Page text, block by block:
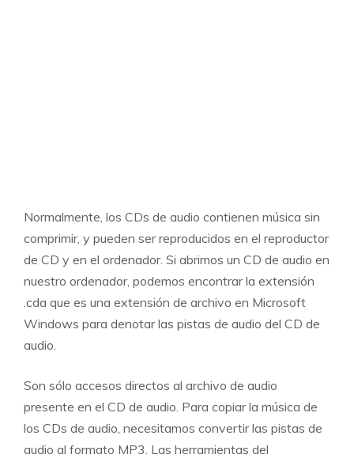
Normalmente, los CDs de audio contienen música sin
comprimir, y pueden ser reproducidos en el reproductor
de CD y en el ordenador. Si abrimos un CD de audio en
nuestro ordenador, podemos encontrar la extensión
.cda que es una extensión de archivo en Microsoft
Windows para denotar las pistas de audio del CD de
audio.
Son sólo accesos directos al archivo de audio
presente en el CD de audio. Para copiar la música de
los CDs de audio, necesitamos convertir las pistas de
audio al formato MP3. Las herramientas del